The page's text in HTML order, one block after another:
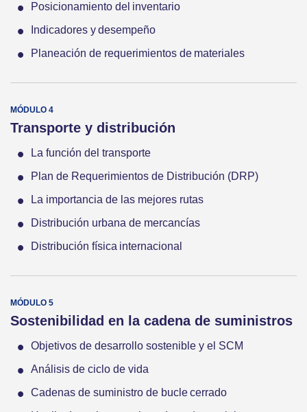
Posicionamiento del inventario
Indicadores y desempeño
Planeación de requerimientos de materiales
Transporte y distribución
La función del transporte
Plan de Requerimientos de Distribución (DRP)
La importancia de las mejores rutas
Distribución urbana de mercancías
Distribución física internacional
Sostenibilidad en la cadena de suministros
Objetivos de desarrollo sostenible y el SCM
Análisis de ciclo de vida
Cadenas de suministro de bucle cerrado